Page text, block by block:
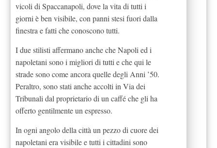
vicoli di Spaccanapoli, dove la vita di tutti i
giorni è ben visibile, con panni stesi fuori dalla
finestra e fatti che conoscono tutti.
I due stilisti affermano anche che Napoli ed i
napoletani sono i migliori di tutti e che qui le
strade sono come ancora quelle degli Anni ’50.
Peraltro, sono stati anche accolti in Via dei
Tribunali dal proprietario di un caffé che gli ha
offerto gentilmente un espresso.
In ogni angolo della città un pezzo di cuore dei
napoletani era visibile e tutti i cittadini sono